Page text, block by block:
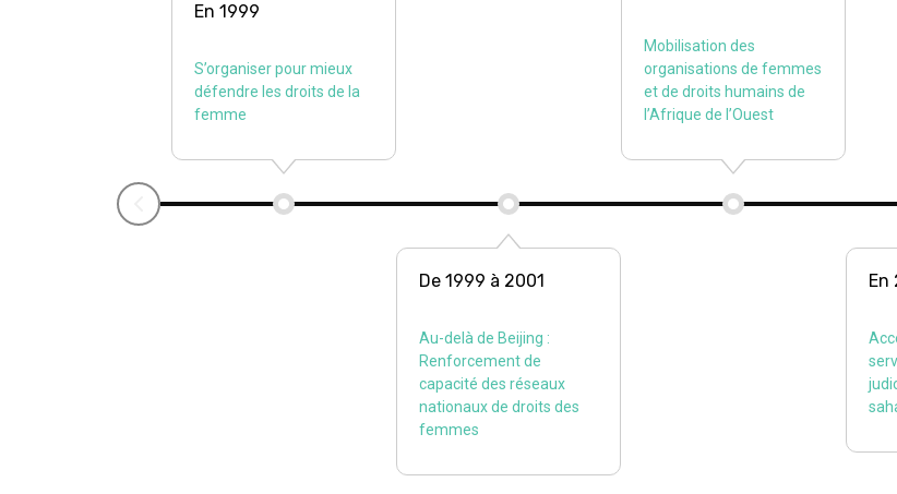
En 1999
S’organiser pour mieux
défendre les droits de la
femme
De 1999 à 2001
Au-delà de Beijing :
Renforcement de
capacité des réseaux
nationaux de droits des
femmes
Mobilisation des
organisations de femmes
et de droits humains de
l’Afrique de l’Ouest
En